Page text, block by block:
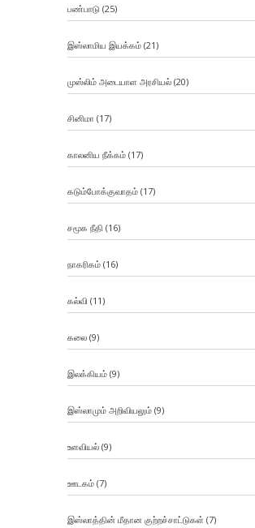
பண்பாடு(25)
இஸ்லாமிய இயக்கம்(21)
முஸ்லிம் அடையாள அரசியல்(20)
சினிமா (17)
காலனிய நீக்கம்(17)
கடும்போக்குவாதம்(17)
சமூக நீதி (16)
நாகரிகம்(16)
கல்வி (11)
கலை(9)
இலக்கியம்(9)
இஸ்லாமும் அறிவியலும்(9)
உளவியல்(9)
ஊடகம்(7)
இஸ்லாத்தின் மீதான குற்றச்சாட்டுகள் (7)